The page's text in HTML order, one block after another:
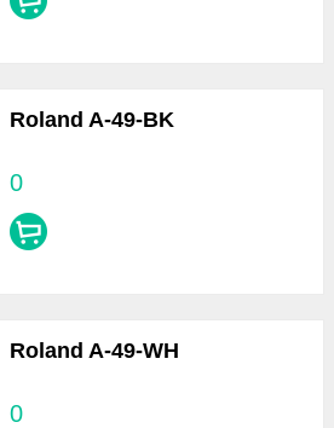
Roland A-49-BK
0
Roland A-49-WH
0